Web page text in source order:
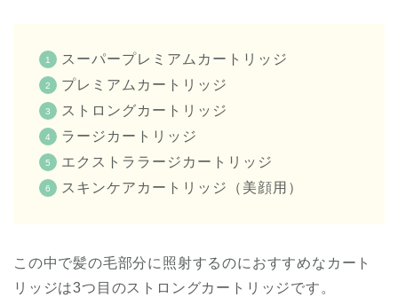
スーパープレミアムカートリッジ
プレミアムカートリッジ
ストロングカートリッジ
ラージカートリッジ
エクストララージカートリッジ
スキンケアカートリッジ（美顔用）
この中で髪の毛部分に照射するのにおすすめなカート
リッジは3つ目のストロングカートリッジです。